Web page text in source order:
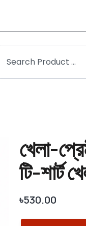
খেলা-
টি-শার্ট
৳530.00